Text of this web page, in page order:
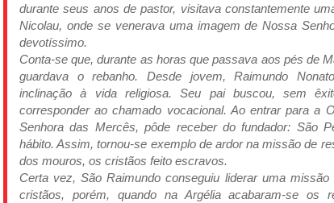
durante seus anos de pastor, visitava constantemente
Nicolau, onde se venerava uma imagem de Nossa
devotíssimo.
Conta-se que, durante as horas que passava aos pés de
guardava o rebanho. Desde jovem, Raimundo
inclinação à vida religiosa. Seu pai buscou, sem
corresponder ao chamado vocacional. Ao entrar para a
Senhora das Mercês, pôde receber do fundador: São
hábito. Assim, tornou-se exemplo de ardor na missão de
dos mouros, os cristãos feito escravos.
Certa vez, São Raimundo conseguiu liderar uma missão
cristãos, porém, quando na Argélia acabaram-se os